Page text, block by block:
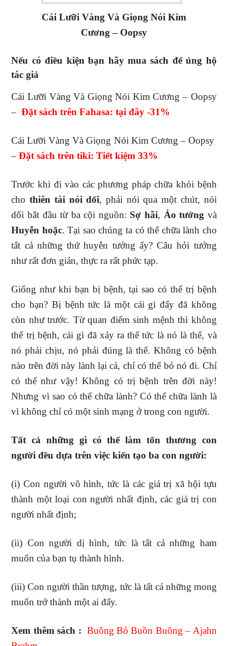
Cái Lưỡi Vàng Và Giọng Nói Kim
Cương – Oopsy
Nếu có điều kiện bạn hãy mua sách để ủng hộ
tác giả
Cái Lưỡi Vàng Và Giọng Nói Kim Cương – Oopsy
–Đặt sách trên Fahasa: tại đây -31 %
Cái Lưỡi Vàng Và Giọng Nói Kim Cương – Oopsy
–Đặt sách trên tiki: Tiết kiệm 33%
Trước khi đi vào các phương pháp chữa khỏi bệnh
chothiên tài nói dối, phải nói qua một chút, nói
dối bắt đầu từ ba cội nguồn: Sợ hãi, Ảo tưởng và
Huyễn hoặc. Tại sao chúng ta có thể chữa lành cho
tất cả những thứ huyễn tưởng ấy? Câu hỏi tưởng
như rất đơn giản, thực ra rất phức tạp.
Giống như khi bạn bị bệnh, tại sao có thể trị bệnh
cho bạn? Bị bệnh tức là một cái gì đấy đã không
còn như trước. Từ quan điểm sinh mệnh thì không
thể trị bệnh, cái gì đã xảy ra thế tức là nó là thế, và
nó phải chịu, nó phải đúng là thế. Không có bệnh
nào trên đời này lành lại cả, chỉ có thể bỏ nó đi. Chỉ
có thể như vậy! Không có trị bệnh trên đời này!
Nhưng vì sao có thể chữa lành? Có thể chữa lành là
vì không chỉ có một sinh mạng ở trong con người.
Tất cả những gì có thể làm tổn thương con
người đều dựa trên việc kiến tạo ba con người:
(i) Con người vô hình, tức là các giá trị xã hội tựu
thành một loại con người nhất định, các giá trị con
người nhất định;
(ii) Con người dị hình, tức là tất cả những ham
muốn của bạn tụ thành hình.
(iii) Con người thần tượng, tức là tất cả những mong
muốn trở thành một ai đấy.
Xem thêm sách : Buông Bỏ Buồn Buông – Ajahn